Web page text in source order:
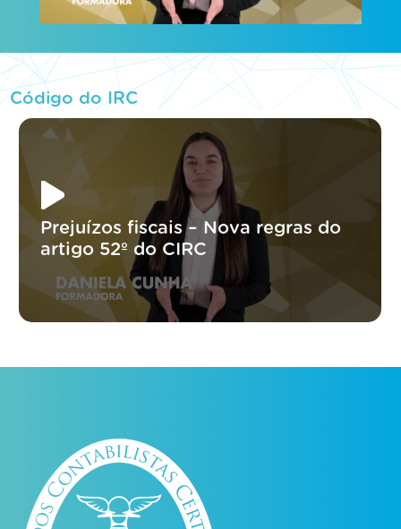
Código do IRC
Prejuízos fiscais – Nova regras do
artigo 52º do CIRC